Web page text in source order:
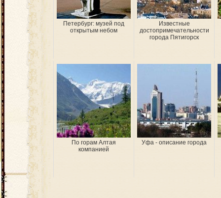
Петербург: музей под
открытым небом
Известные
достопримечательности
города Пятигорск
По горам Алтая
компанией
Уфа - описание города